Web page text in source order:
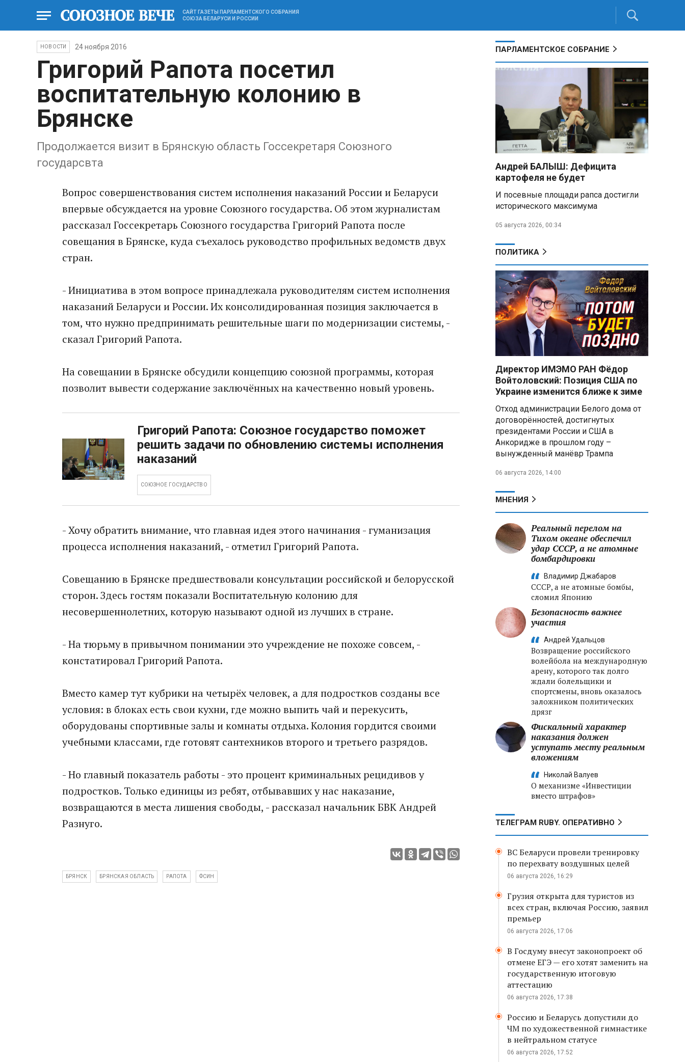
САЙТ ГАЗЕТЫ ПАРЛАМЕНТСКОГО СОБРАНИЯ
СОЮЗА БЕЛАРУСИ И РОССИИ
НОВОСТИ 24 ноября 2016
Григорий Рапота посетил
воспитательную колонию в
Брянске
Продолжается визит в Брянскую область Госсекретаря Союзного
государсвта
Вопрос совершенствования систем исполнения наказаний России и Беларуси
впервые обсуждается на уровне Союзного государства. Об этом журналистам
рассказал Госсекретарь Союзного государства Григорий Рапота после
совещания в Брянске, куда съехалось руководство профильных ведомств двух
стран.
- Инициатива в этом вопросе принадлежала руководителям систем исполнения
наказаний Беларуси и России. Их консолидированная позиция заключается в
том, что нужно предпринимать решительные шаги по модернизации системы, -
сказал Григорий Рапота.
На совещании в Брянске обсудили концепцию союзной программы, которая
позволит вывести содержание заключённых на качественно новый уровень.
Григорий Рапота: Союзное государство поможет
решить задачи по обновлению системы исполнения
наказаний
СОЮЗНОЕ ГОСУДАРСТВО
- Хочу обратить внимание, что главная идея этого начинания - гуманизация
процесса исполнения наказаний, - отметил Григорий Рапота.
Совещанию в Брянске предшествовали консультации российской и белорусской
сторон. Здесь гостям показали Воспитательную колонию для
несовершеннолетних, которую называют одной из лучших в стране.
- На тюрьму в привычном понимании это учреждение не похоже совсем, -
констатировал Григорий Рапота.
Вместо камер тут кубрики на четырёх человек, а для подростков созданы все
условия: в блоках есть свои кухни, где можно выпить чай и перекусить,
оборудованы спортивные залы и комнаты отдыха. Колония гордится своими
учебными классами, где готовят сантехников второго и третьего разрядов.
- Но главный показатель работы - это процент криминальных рецидивов у
подростков. Только единицы из ребят, отбывавших у нас наказание,
возвращаются в места лишения свободы, - рассказал начальник БВК Андрей
Разнуго.
БРЯНСК БРЯНСКАЯ ОБЛАСТЬ РАПОТА ФСИН
ПАРЛАМЕНТСКОЕ СОБРАНИЕ
Андрей БАЛЫШ: Дефицита
картофеля не будет
И посевные площади рапса достигли
исторического максимума
05 августа 2026, 00:34
ПОЛИТИКА
Директор ИМЭМО РАН Фёдор
Войтоловский: Позиция США по
Украине изменится ближе к зиме
Отход администрации Белого дома от
договорённостей, достигнутых
президентами России и США в
Анкоридже в прошлом году –
вынужденный манёвр Трампа
06 августа 2026, 14:00
МНЕНИЯ
Реальный перелом на
Тихом океане обеспечил
удар СССР, а не атомные
бомбардировки
Владимир Джабаров
СССР, а не атомные бомбы,
сломил Японию
Безопасность важнее
участия
Андрей Удальцов
Возвращение российского
волейбола на международную
арену, которого так долго
ждали болельщики и
спортсмены, вновь оказалось
заложником политических
дрязг
Фискальный характер
наказания должен
уступать месту реальным
вложениям
Николай Валуев
О механизме «Инвестиции
вместо штрафов»
ТЕЛЕГРАМ RUBY. ОПЕРАТИВНО
ВС Беларуси провели тренировку
по перехвату воздушных целей
06 августа 2026, 16:29
Грузия открыта для туристов из
всех стран, включая Россию, заявил
премьер
06 августа 2026, 17:06
В Госдуму внесут законопроект об
отмене ЕГЭ — его хотят заменить на
государственную итоговую
аттестацию
06 августа 2026, 17:38
Россию и Беларусь допустили до
ЧМ по художественной гимнастике
в нейтральном статусе
06 августа 2026, 17:52